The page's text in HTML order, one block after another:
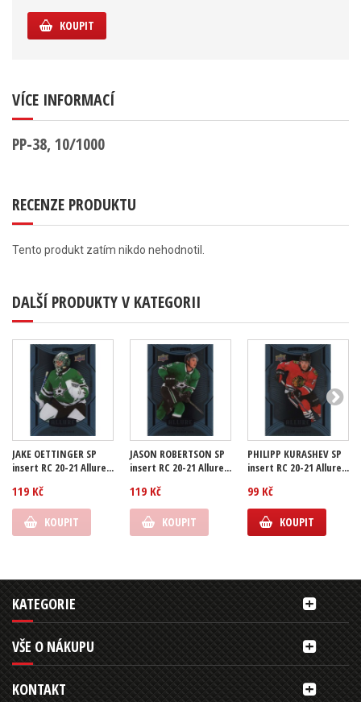
KOUPIT
VÍCE INFORMACÍ
PP-38, 10/1000
RECENZE PRODUKTU
Tento produkt zatím nikdo nehodnotil.
DALŠÍ PRODUKTY V KATEGORII
JAKE OETTINGER SP
insert RC 20-21 Allure...
119 Kč
KOUPIT
JASON ROBERTSON SP
insert RC 20-21 Allure...
119 Kč
KOUPIT
PHILIPP KURASHEV SP
insert RC 20-21 Allure...
99 Kč
KOUPIT
KATEGORIE
VŠE O NÁKUPU
KONTAKT